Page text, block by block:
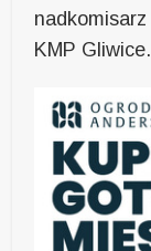
nadkomisarz
KMP Gliwice.